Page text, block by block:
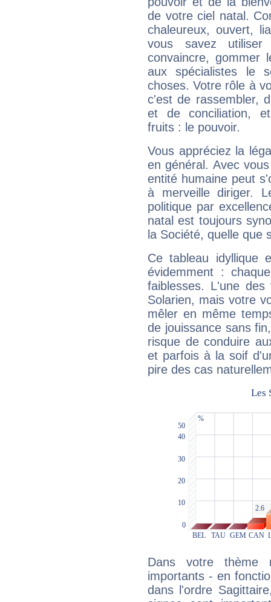
de votre ciel natal.
chaleureux, ouvert,
vous savez
convaincre, gommer
aux spécialistes le
choses. Votre rôle à
c'est de rassembler,
et de conciliation,
fruits : le pouvoir.
Vous appréciez la
en général. Avec
entité humaine peut
à merveille diriger.
politique par
natal est toujours
la Société, quelle que
Ce tableau idyllique
évidemment :
faiblesses. L'une
Solarien, mais votre
mêler en même
de jouissance sans
risque de conduire
et parfois à la soif
pire des cas
Dans votre thème
importants - en
dans l'ordre